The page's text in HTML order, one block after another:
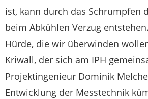
ist, kann durch das Schrumpfen
beim Abkühlen Verzug
Hürde, die wir überwinden
Kriwall, der sich am IPH
Projektingenieur Dominik
Entwicklung der Messtechnik